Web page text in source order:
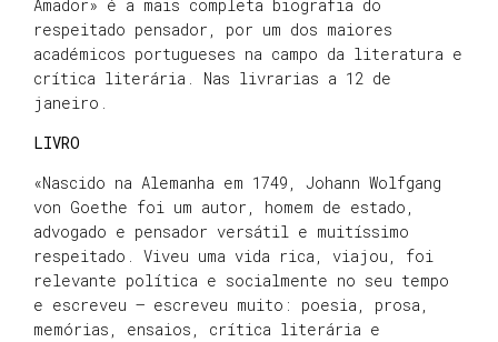
Amador» é a mais completa biografia do
respeitado pensador, por um dos maiores
académicos portugueses na campo da literatura e
crítica literária. Nas livrarias a 12 de
janeiro.
LIVRO
«Nascido na Alemanha em 1749, Johann Wolfgang
von Goethe foi um autor, homem de estado,
advogado e pensador versátil e muitíssimo
respeitado. Viveu uma vida rica, viajou, foi
relevante política e socialmente no seu tempo
e escreveu – escreveu muito: poesia, prosa,
memórias, ensaios, crítica literária e